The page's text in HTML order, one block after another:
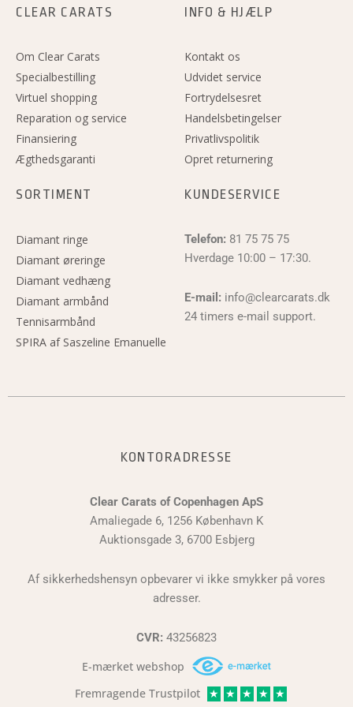
CLEAR CARATS
Om Clear Carats
Specialbestilling
Virtuel shopping
Reparation og service
Finansiering
Ægthedsgaranti
INFO & HJÆLP
Kontakt os
Udvidet service
Fortrydelsesret
Handelsbetingelser
Privatlivspolitik
Opret returnering
SORTIMENT
Diamant ringe
Diamant øreringe
Diamant vedhæng
Diamant armbånd
Tennisarmbånd
SPIRA af Saszeline Emanuelle
KUNDESERVICE
Telefon: 81 75 75 75
Hverdage 10:00 – 17:30.
E-mail: info@clearcarats.dk
24 timers e-mail support.
KONTORADRESSE
Clear Carats of Copenhagen ApS
Amaliegade 6, 1256 København K
Auktionsgade 3, 6700 Esbjerg
Af sikkerhedshensyn opbevarer vi ikke smykker på vores
adresser.
CVR: 43256823
E-mærket webshop
Fremragende Trustpilot
★ ★ ★ ★ ★